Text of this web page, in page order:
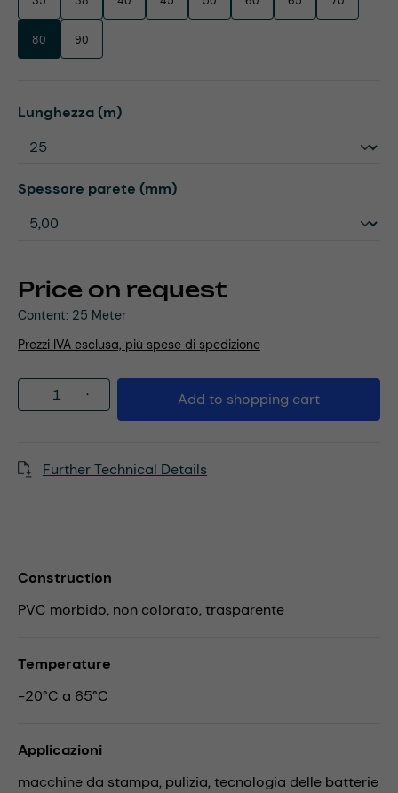
Price on request
Content: 25 Meter
Prezzi IVA esclusa, più spese di spedizione
80 90
Select
Lunghezza (m)
Select
Spessore parete (mm)
Product Quantity: Enter the desired
Add to shopping cart
Further Technical Details
Construction
PVC morbido, non colorato, trasparente
Temperature
-20°C a 65°C
Applicazioni
macchine da stampa, pulizia,tecnologia delle batterie